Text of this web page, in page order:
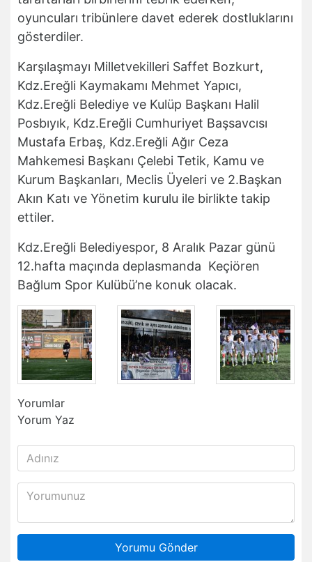
oyuncuları tribünlere davet ederek dostluklarını
gösterdiler.
Karşılaşmayı Milletvekilleri Saffet Bozkurt,
Kdz.Ereğli Kaymakamı Mehmet Yapıcı,
Kdz.Ereğli Belediye ve Kulüp Başkanı Halil
Posbıyık, Kdz.Ereğli Cumhuriyet Başsavcısı
Mustafa Erbaş, Kdz.Ereğli Ağır Ceza
Mahkemesi Başkanı Çelebi Tetik, Kamu ve
Kurum Başkanları, Meclis Üyeleri ve 2.Başkan
Akın Katı ve Yönetim kurulu ile birlikte takip
ettiler.
Kdz.Ereğli Belediyespor, 8 Aralık Pazar günü
12.hafta maçında deplasmanda Keçiören
Bağlum Spor Kulübü’ne konuk olacak.
Yorumlar
Yorum Yaz
Yorumu Gönder